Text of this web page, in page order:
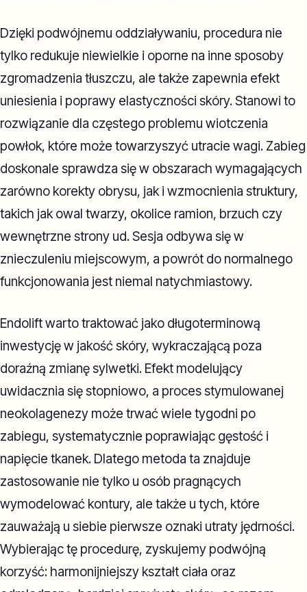
Dzięki podwójnemu oddziaływaniu, procedura nie
tylko redukuje niewielkie i oporne na inne sposoby
zgromadzenia tłuszczu, ale także zapewnia efekt
uniesienia i poprawy elastyczności skóry. Stanowi to
rozwiązanie dla częstego problemu wiotczenia
powłok, które może towarzyszyć utracie wagi. Zabieg
doskonale sprawdza się w obszarach wymagających
zarówno korekty obrysu, jak i wzmocnienia struktury,
takich jak owal twarzy, okolice ramion, brzuch czy
wewnętrzne strony ud. Sesja odbywa się w
znieczuleniu miejscowym, a powrót do normalnego
funkcjonowania jest niemal natychmiastowy.
Endolift warto traktować jako długoterminową
inwestycję w jakość skóry, wykraczającą poza
doraźną zmianę sylwetki. Efekt modelujący
uwidacznia się stopniowo, a proces stymulowanej
neokolagenezy może trwać wiele tygodni po
zabiegu, systematycznie poprawiając gęstość i
napięcie tkanek. Dlatego metoda ta znajduje
zastosowanie nie tylko u osób pragnących
wymodelować kontury, ale także u tych, które
zauważają u siebie pierwsze oznaki utraty jędrności.
Wybierając tę procedurę, zyskujemy podwójną
korzyść: harmonijniejszy kształt ciała oraz